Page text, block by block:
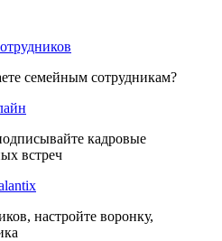
семейным сотрудникам?
кадровые
встреч
настройте воронку,